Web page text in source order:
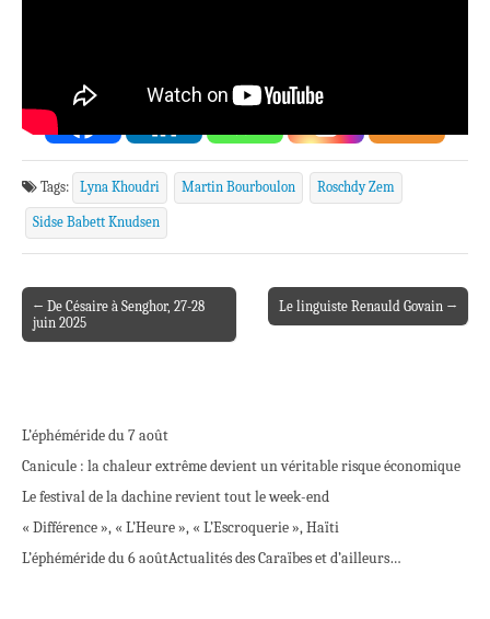
Tags: Lyna Khoudri Martin Bourboulon Roschdy Zem
Sidse Babett Knudsen
Post navigation
← De Césaire à Senghor, 27-28
juin 2025
Le linguiste Renauld Govain →
L’éphéméride du 7 août
Canicule : la chaleur extrême devient un véritable risque économique
Le festival de la dachine revient tout le week-end
« Différence », « L’Heure », « L’Escroquerie », Haïti
L’éphéméride du 6 aoûtActualités des Caraïbes et d’ailleurs…